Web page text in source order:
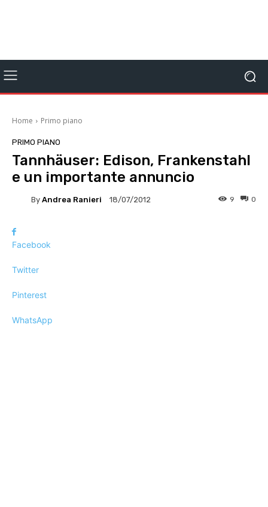
Home Primo piano
PRIMO PIANO
Tannhäuser: Edison, Frankenstahl
e un importante annuncio
By Andrea Ranieri 18/07/2012 0
9
Facebook
Twitter
Pinterest
WhatsApp